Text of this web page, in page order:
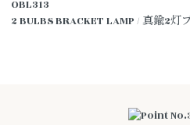
OBL313
2 BULBS BRACKET LAMP / 真鍮2灯